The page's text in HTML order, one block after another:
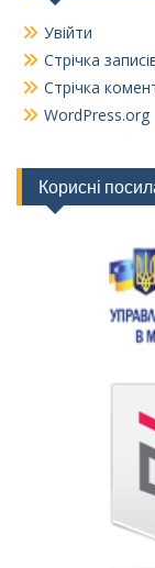
Увійти
Стрічка
Стрічка
WordPress.org
Корисні